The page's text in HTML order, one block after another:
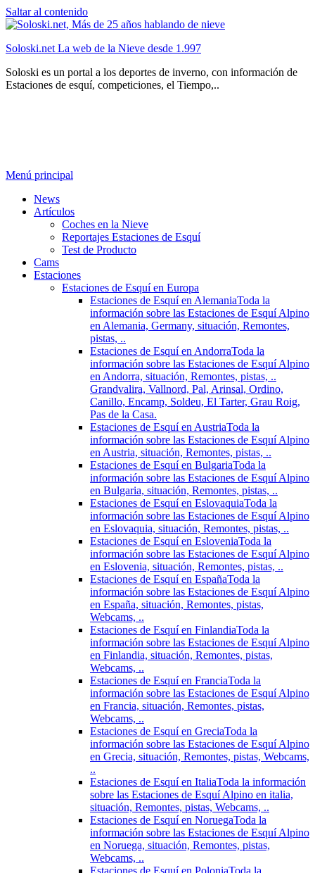
Saltar al contenido
Soloski.net La web de la Nieve desde 1.997
Soloski es un portal a los deportes de inverno, con información de
Estaciones de esquí, competiciones, el Tiempo,..
Menú principal
News
Artículos
Coches en la Nieve
Reportajes Estaciones de Esquí
Test de Producto
Cams
Estaciones
Estaciones de Esquí en Europa
Estaciones de Esquí en AlemaniaToda la
información sobre las Estaciones de Esquí Alpino
en Alemania, Germany, situación, Remontes,
pistas, ..
Estaciones de Esquí en AndorraToda la
información sobre las Estaciones de Esquí Alpino
en Andorra, situación, Remontes, pistas, ..
Grandvalira, Vallnord, Pal, Arinsal, Ordino,
Canillo, Encamp, Soldeu, El Tarter, Grau Roig,
Pas de la Casa.
Estaciones de Esquí en AustriaToda la
información sobre las Estaciones de Esquí Alpino
en Austria, situación, Remontes, pistas, ..
Estaciones de Esquí en BulgariaToda la
información sobre las Estaciones de Esquí Alpino
en Bulgaria, situación, Remontes, pistas, ..
Estaciones de Esquí en EslovaquiaToda la
información sobre las Estaciones de Esquí Alpino
en Eslovaquia, situación, Remontes, pistas, ..
Estaciones de Esquí en EsloveniaToda la
información sobre las Estaciones de Esquí Alpino
en Eslovenia, situación, Remontes, pistas, ..
Estaciones de Esquí en EspañaToda la
información sobre las Estaciones de Esquí Alpino
en España, situación, Remontes, pistas,
Webcams, ..
Estaciones de Esquí en FinlandiaToda la
información sobre las Estaciones de Esquí Alpino
en Finlandia, situación, Remontes, pistas,
Webcams, ..
Estaciones de Esquí en FranciaToda la
información sobre las Estaciones de Esquí Alpino
en Francia, situación, Remontes, pistas,
Webcams, ..
Estaciones de Esquí en GreciaToda la
información sobre las Estaciones de Esquí Alpino
en Grecia, situación, Remontes, pistas, Webcams,
..
Estaciones de Esquí en ItaliaToda la información
sobre las Estaciones de Esquí Alpino en italia,
situación, Remontes, pistas, Webcams, ..
Estaciones de Esquí en NoruegaToda la
información sobre las Estaciones de Esquí Alpino
en Noruega, situación, Remontes, pistas,
Webcams, ..
Estaciones de Esquí en PoloniaToda la